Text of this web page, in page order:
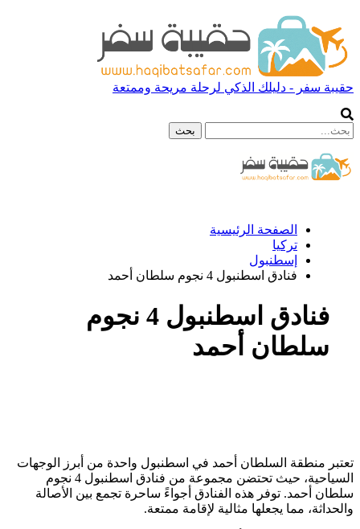
حقيبة سفر - دليلك الذكي لرحلة مريحة وممتعة
الصفحة الرئيسية
تركيا
إسطنبول
فنادق اسطنبول 4 نجوم سلطان أحمد
فنادق اسطنبول 4 نجوم
سلطان أحمد
تعتبر منطقة السلطان أحمد في اسطنبول واحدة من أبرز الوجهات
السياحية، حيث تحتضن مجموعة من فنادق اسطنبول 4 نجوم
سلطان أحمد. توفر هذه الفنادق أجواءً ساحرة تجمع بين الأصالة
والحداثة، مما يجعلها مثالية لإقامة ممتعة.